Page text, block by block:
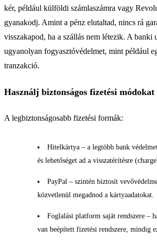
kér, például külföldi számlaszámra vagy
gyanakodj. Amint a pénz elutaltad, nincs rá
visszakapod, ha a szállás nem létezik. A banki
ugyanolyan fogyasztóvédelmet, mint például
tranzakció.
Használj biztonságos fizetési módokat
A legbiztonságosabb fizetési formák:
Hitelkártya – a legtöbb bank
és lehetőséget ad a visszatérítésre
PayPal – szintén biztosít
közvetlenül megadnod a kártyaadatokat.
Foglalási platform saját rendszere –
van beépített fizetési rendszere, mindig